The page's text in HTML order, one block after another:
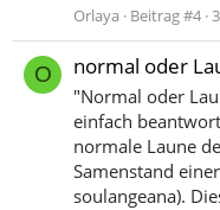
Orlaya Beitrag #4
O normal oder
"Normal oder
einfach
normale Laune
Samenstand
soulangeana).